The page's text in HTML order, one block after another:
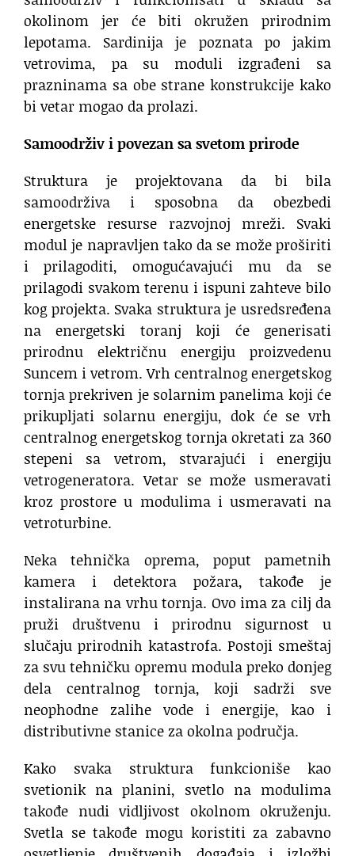
okolinom jer će biti okružen prirodnim
lepotama. Sardinija je poznata po jakim
vetrovima, pa su moduli izgrađeni sa
prazninama sa obe strane konstrukcije kako
bi vetar mogao da prolazi.
Samoodrživ i povezan sa svetom prirode
Struktura je projektovana da bi bila
samoodrživa i sposobna da obezbedi
energetske resurse razvojnoj mreži. Svaki
modul je napravljen tako da se može proširiti
i prilagoditi, omogućavajući mu da se
prilagodi svakom terenu i ispuni zahteve bilo
kog projekta. Svaka struktura je usredsređena
na energetski toranj koji će generisati
prirodnu električnu energiju proizvedenu
Suncem i vetrom. Vrh centralnog energetskog
tornja prekriven je solarnim panelima koji će
prikupljati solarnu energiju, dok će se vrh
centralnog energetskog tornja okretati za 360
stepeni sa vetrom, stvarajući i energiju
vetrogeneratora. Vetar se može usmeravati
kroz prostore u modulima i usmeravati na
vetroturbine.
Neka tehnička oprema, poput pametnih
kamera i detektora požara, takođe je
instalirana na vrhu tornja. Ovo ima za cilj da
pruži društvenu i prirodnu sigurnost u
slučaju prirodnih katastrofa. Postoji smeštaj
za svu tehničku opremu modula preko donjeg
dela centralnog tornja, koji sadrži sve
neophodne zalihe vode i energije, kao i
distributivne stanice za okolna područja.
Kako svaka struktura funkcioniše kao
svetionik na planini, svetlo na modulima
takođe nudi vidljivost okolnom okruženju.
Svetla se takođe mogu koristiti za zabavno